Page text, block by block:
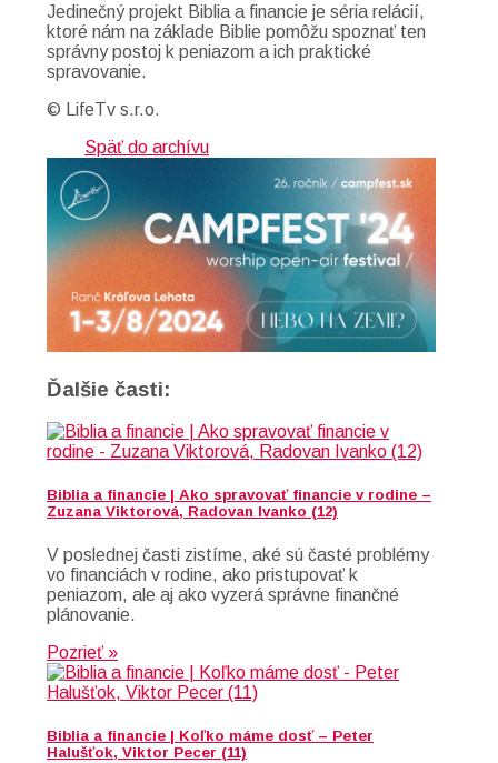
Jedinečný projekt Biblia a financie je séria relácií,
ktoré nám na základe Biblie pomôžu spoznať ten
správny postoj k peniazom a ich praktické
spravovanie.
© LifeTv s.r.o.
Späť do archívu
Ďalšie časti:
Biblia a financie | Ako spravovať financie v rodine –
Zuzana Viktorová, Radovan Ivanko (12)
V poslednej časti zistíme, aké sú časté problémy
vo financiách v rodine, ako pristupovať k
peniazom, ale aj ako vyzerá správne finančné
plánovanie.
Pozrieť »
Biblia a financie | Koľko máme dosť – Peter
Halušťok, Viktor Pecer (11)